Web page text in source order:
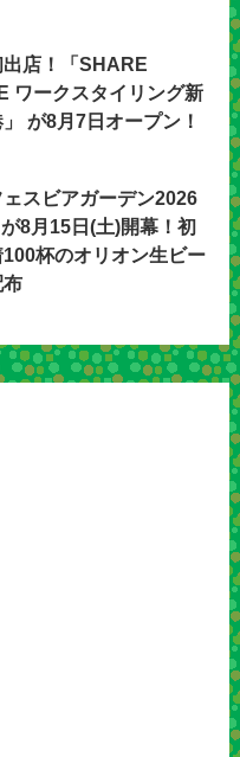
店！「SHARE
ワークスタイリング新
が8月7日オープン！
ェスビアガーデン2026
8月15日(土)開幕！初
100杯のオリオン生ビー
布